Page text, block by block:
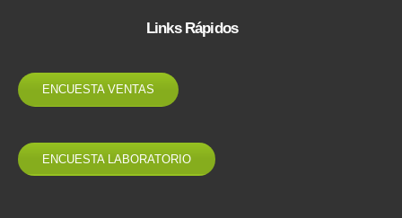
Links Rápidos
ENCUESTA VENTAS
ENCUESTA LABORATORIO